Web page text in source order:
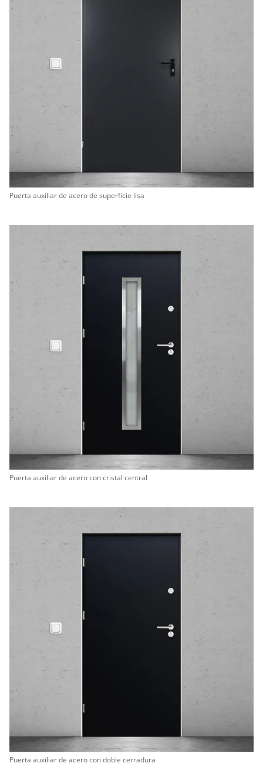
Puerta auxiliar de acero de superficie lisa
Puerta auxiliar de acero con cristal central
Puerta auxiliar de acero con doble cerradura